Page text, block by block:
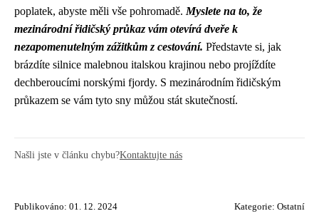
poplatek, abyste měli vše pohromadě. Myslete na to, že
mezinárodní řidičský průkaz vám otevírá dveře k
nezapomenutelným zážitkům z cestování. Představte si, jak
brázdíte silnice malebnou italskou krajinou nebo projíždíte
dechberoucími norskými fjordy. S mezinárodním řidičským
průkazem se vám tyto sny můžou stát skutečností.
Našli jste v článku chybu?Kontaktujte nás
Publikováno: 01. 12. 2024 Kategorie: Ostatní